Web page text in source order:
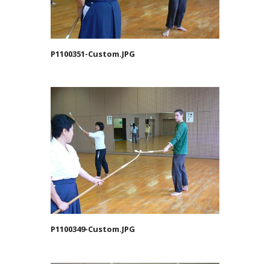
P1100351-Custom.JPG
P1100349-Custom.JPG